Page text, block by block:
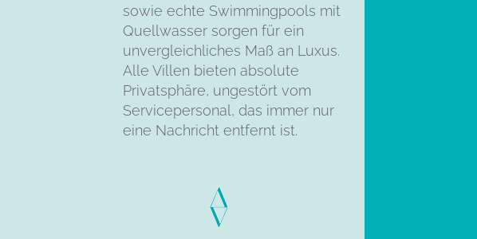
sowie echte Swimmingpools mit
Quellwasser sorgen für ein
unvergleichliches Maß an Luxus.
Alle Villen bieten absolute
Privatsphäre, ungestört vom
Servicepersonal, das immer nur
eine Nachricht entfernt ist.